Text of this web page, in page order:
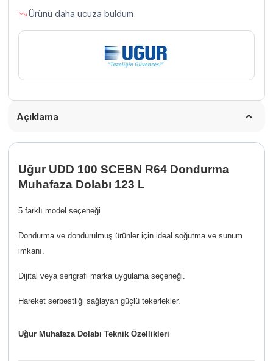
Ürünü daha ucuza buldum
Açıklama
Uğur UDD 100 SCEBN R64 Dondurma
Muhafaza Dolabı 123 L
5 farklı model seçeneği.
Dondurma ve dondurulmuş ürünler için ideal soğutma ve sunum
imkanı.
Dijital veya serigrafi marka uygulama seçeneği.
Hareket serbestliği sağlayan güçlü tekerlekler.
Uğur Muhafaza Dolabı Teknik Özellikleri